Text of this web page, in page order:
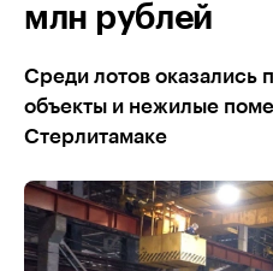
млн рублей
Среди лотов оказались
объекты и нежилые
Стерлитамаке